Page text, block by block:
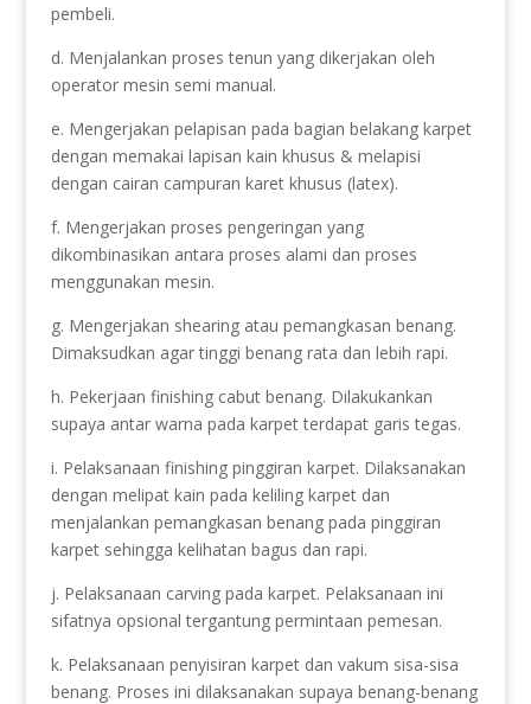
pembeli.
d. Menjalankan proses tenun yang dikerjakan oleh
operator mesin semi manual.
e. Mengerjakan pelapisan pada bagian belakang karpet
dengan memakai lapisan kain khusus & melapisi
dengan cairan campuran karet khusus (latex).
f. Mengerjakan proses pengeringan yang
dikombinasikan antara proses alami dan proses
menggunakan mesin.
g. Mengerjakan shearing atau pemangkasan benang.
Dimaksudkan agar tinggi benang rata dan lebih rapi.
h. Pekerjaan finishing cabut benang. Dilakukankan
supaya antar warna pada karpet terdapat garis tegas.
i. Pelaksanaan finishing pinggiran karpet. Dilaksanakan
dengan melipat kain pada keliling karpet dan
menjalankan pemangkasan benang pada pinggiran
karpet sehingga kelihatan bagus dan rapi.
j. Pelaksanaan carving pada karpet. Pelaksanaan ini
sifatnya opsional tergantung permintaan pemesan.
k. Pelaksanaan penyisiran karpet dan vakum sisa-sisa
benang. Proses ini dilaksanakan supaya benang-benang